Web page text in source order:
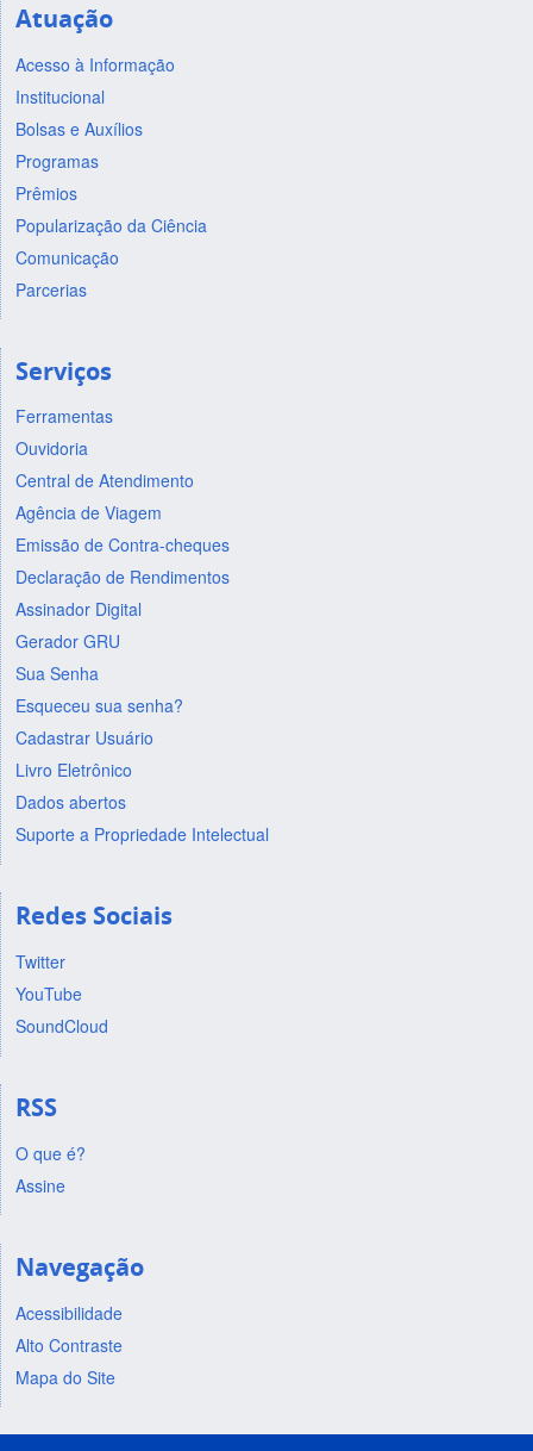
Atuação
Acesso à Informação
Institucional
Bolsas e Auxílios
Programas
Prêmios
Popularização da Ciência
Comunicação
Parcerias
Serviços
Ferramentas
Ouvidoria
Central de Atendimento
Agência de Viagem
Emissão de Contra-cheques
Declaração de Rendimentos
Assinador Digital
Gerador GRU
Sua Senha
Esqueceu sua senha?
Cadastrar Usuário
Livro Eletrônico
Dados abertos
Suporte a Propriedade Intelectual
Redes Sociais
Twitter
YouTube
SoundCloud
RSS
O que é?
Assine
Navegação
Acessibilidade
Alto Contraste
Mapa do Site